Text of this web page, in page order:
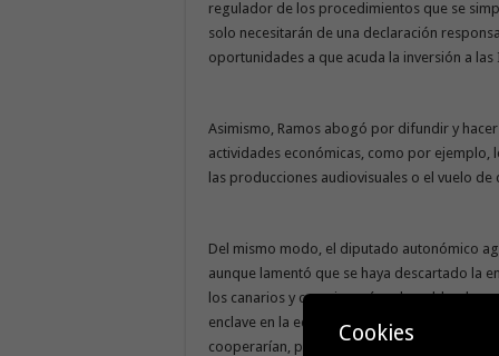
regulador de los procedimientos que se
solo necesitarán de una declaración
oportunidades a que acuda la inversión a las
Asimismo, Ramos abogó por difundir y
actividades económicas, como por ejemplo,
las producciones audiovisuales o el vuelo de
Del mismo modo, el diputado autonómico
aunque lamentó que se haya descartado la
los canarios y canarias más vulnerables, los
enclave en la educación pública; un
cooperarían, pero no ha sido así”.
Cookies